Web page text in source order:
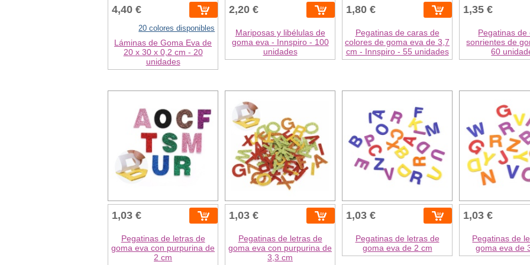
4,40 €
20 colores disponibles
Láminas de Goma Eva de
20 x 30 x 0,2 cm - 20
unidades
2,20 €
Mariposas y libélulas de
goma eva - Innspiro - 100
unidades
1,80 €
Pegatinas de caras de
colores de goma eva de 3,7
cm - Innspiro - 55 unidades
1,35 €
Pegatinas de
sonrientes de
60
1,03 €
Pegatinas de letras de
goma eva con purpurina de
2 cm
1,03 €
Pegatinas de letras de
goma eva con purpurina de
3,3 cm
1,03 €
Pegatinas de letras de
goma eva de 2 cm
1,03 €
Pegatinas de
goma eva de